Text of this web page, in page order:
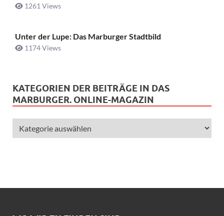
1261 Views
Unter der Lupe: Das Marburger Stadtbild
1174 Views
KATEGORIEN DER BEITRÄGE IN DAS
MARBURGER. ONLINE-MAGAZIN